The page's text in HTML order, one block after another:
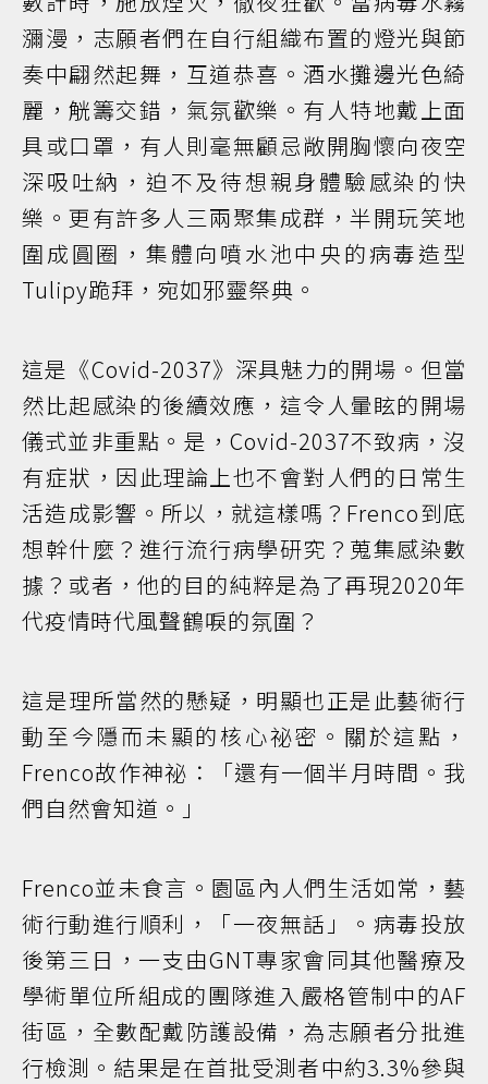
瀰漫，志願者們在自行組織布置的燈光與節
奏中翩然起舞，互道恭喜。酒水攤邊光色綺
麗，觥籌交錯，氣氛歡樂。有人特地戴上面
具或口罩，有人則毫無顧忌敞開胸懷向夜空
深吸吐納，迫不及待想親身體驗感染的快
樂。更有許多人三兩聚集成群，半開玩笑地
圍成圓圈，集體向噴水池中央的病毒造型
Tulipy跪拜，宛如邪靈祭典。
這是《Covid-2037》深具魅力的開場。但當
然比起感染的後續效應，這令人暈眩的開場
儀式並非重點。是，Covid-2037不致病，沒
有症狀，因此理論上也不會對人們的日常生
活造成影響。所以，就這樣嗎？Frenco到底
想幹什麼？進行流行病學研究？蒐集感染數
據？或者，他的目的純粹是為了再現2020年
代疫情時代風聲鶴唳的氛圍？
這是理所當然的懸疑，明顯也正是此藝術行
動至今隱而未顯的核心祕密。關於這點，
Frenco故作神祕：「還有一個半月時間。我
們自然會知道。」
Frenco並未食言。園區內人們生活如常，藝
術行動進行順利，「一夜無話」。病毒投放
後第三日，一支由GNT專家會同其他醫療及
學術單位所組成的團隊進入嚴格管制中的AF
街區，全數配戴防護設備，為志願者分批進
行檢測。結果是在首批受測者中約3.3%參與